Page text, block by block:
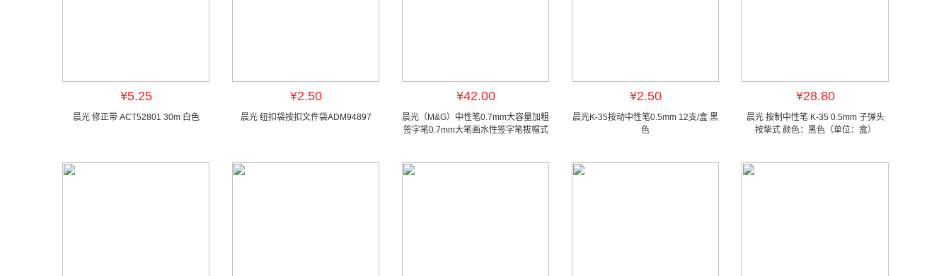
¥5.25
晨光 修正带 ACT52801 30m 白色
¥2.50
晨光 纽扣袋按扣文件袋ADM94897
¥42.00
晨光（M&G）中性笔0.7mm大容量加粗
签字笔0.7mm大笔画水性签字笔拔帽式
¥2.50
晨光K-35按动中性笔0.5mm 12支/盒 黑
色
¥28.80
晨光 按制中性笔 K-35 0.5mm 子弹头
按挚式 颜色：黑色（单位：盒）